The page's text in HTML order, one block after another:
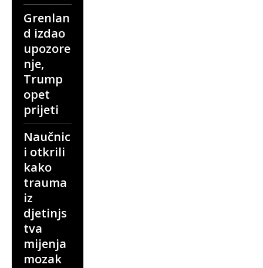
Grenlan
d izdao
upozore
nje,
Trump
opet
prijeti
Naučnic
i otkrili
kako
trauma
iz
djetinjs
tva
mijenja
mozak